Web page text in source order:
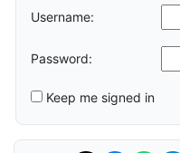
Username:
Password:
Keep me signed in